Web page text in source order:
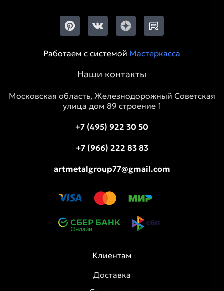
Работаем с системой Мастеркасса
Наши контакты
Московская область, Железнодорожный Советская
улица дом 89 строение 1
+7 (495) 922 30 50
+7 (966) 222 83 83
artmetalgroup77@gmail.com
Клиентам
Доставка